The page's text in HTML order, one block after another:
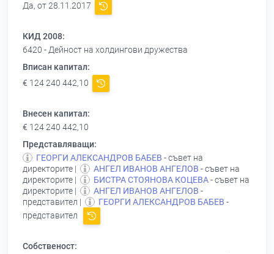
Да, от 28.11.2017
КИД 2008:
6420 - Дейност на холдингови дружества
Вписан капитал:
€ 124 240 442,10
Внесен капитал:
€ 124 240 442,10
Представляващи:
ГЕОРГИ АЛЕКСАНДРОВ БАБЕВ - съвет на
директорите |
АНГЕЛ ИВАНОВ АНГЕЛОВ - съвет на
директорите |
БИСТРА СТОЯНОВА КОЦЕВА- съвет на
директорите |
АНГЕЛ ИВАНОВ АНГЕЛОВ -
представител |
ГЕОРГИ АЛЕКСАНДРОВ БАБЕВ -
представител
Собственост: